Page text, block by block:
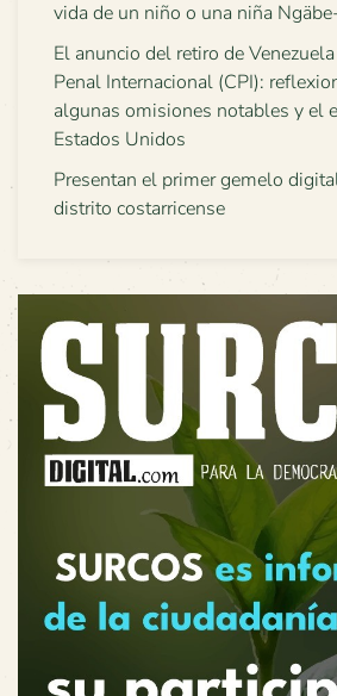
vida de un niño o una niña
El anuncio del retiro de
Penal Internacional (CPI):
algunas omisiones notables y el
Estados Unidos
Presentan el primer gemelo
distrito costarricense